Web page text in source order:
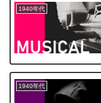
1940年代
1940年代